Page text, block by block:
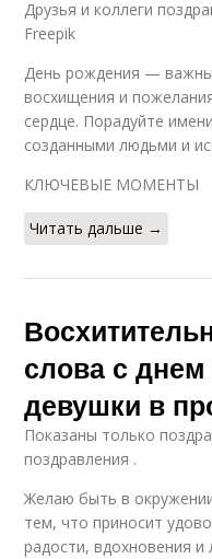
Друзья и коллеги
Freepik
День рождения —
восхищения и
сердце. Порадуйте
созданными людьми и
КЛЮЧЕВЫЕ МОМЕНТЫ
Читать дальше →
слова с
девушки в
Показаны только
поздравления .
Желаю быть в
тем, что приносит
радости, вдохновения и